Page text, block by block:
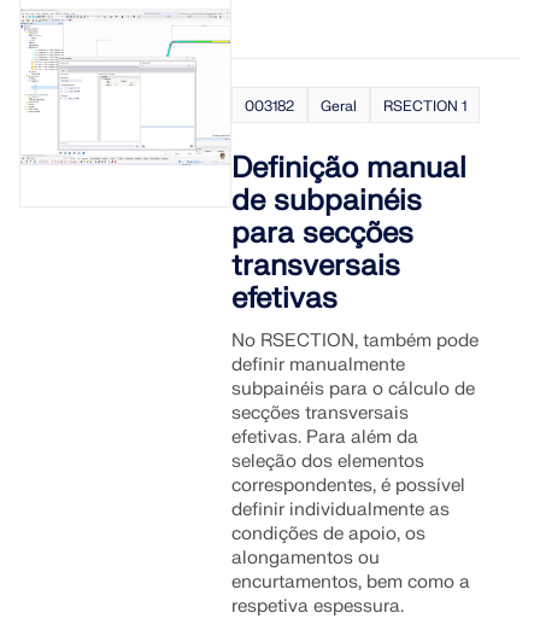
003182 Geral RSECTION 1
Definição manual
de subpainéis
para secções
transversais
efetivas
No RSECTION, também pode
definir manualmente
subpainéis para o cálculo de
secções transversais
efetivas. Para além da
seleção dos elementos
correspondentes, é possível
definir individualmente as
condições de apoio, os
alongamentos ou
encurtamentos, bem como a
respetiva espessura.